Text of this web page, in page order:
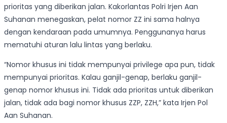
prioritas yang diberikan jalan. Kakorlantas Polri Irjen Aan
Suhanan menegaskan, pelat nomor ZZ ini sama halnya
dengan kendaraan pada umumnya. Penggunanya harus
mematuhi aturan lalu lintas yang berlaku.
“Nomor khusus ini tidak mempunyai privilege apa pun, tidak
mempunyai prioritas. Kalau ganjil-genap, berlaku ganjil-
genap nomor khusus ini. Tidak ada prioritas untuk diberikan
jalan, tidak ada bagi nomor khusus ZZP, ZZH,” kata Irjen Pol
Aan Suhanan.